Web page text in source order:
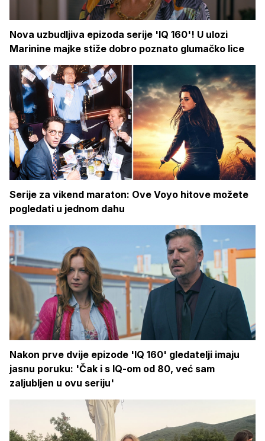
Nova uzbudljiva epizoda serije 'IQ 160'! U ulozi
Marinine majke stiže dobro poznato glumačko lice
Serije za vikend maraton: Ove Voyo hitove možete
pogledati u jednom dahu
Nakon prve dvije epizode 'IQ 160' gledatelji imaju
jasnu poruku: 'Čak i s IQ-om od 80, već sam
zaljubljen u ovu seriju'